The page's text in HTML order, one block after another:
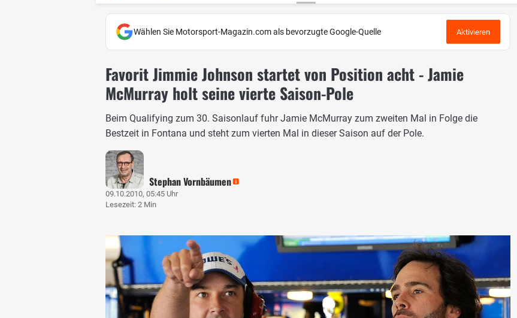
TV-Programm
Wählen Sie Motorsport-Magazin.com als bevorzugte Google-Quelle Aktivieren
Favorit Jimmie Johnson startet von Position acht - Jamie
McMurray holt seine vierte Saison-Pole
Beim Qualifying zum 30. Saisonlauf fuhr Jamie McMurray zum zweiten Mal in Folge die
Bestzeit in Fontana und steht zum vierten Mal in dieser Saison auf der Pole.
Stephan Vornbäumen
09.10.2010, 05:45 Uhr
Lesezeit: 2 Min